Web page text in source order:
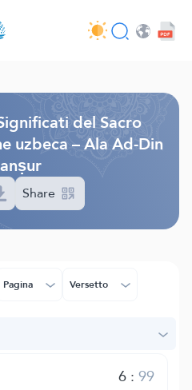
- API
del Sacro
uzbeca – Ala Ad-Din
Share
Pagina Versetto
6:99